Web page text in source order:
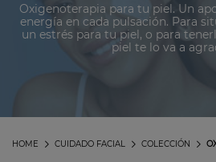
Oxigenoterapia para tu piel. Un
energía en cada pulsación. Para
un estrés para tu piel, o para
piel te lo va a
COLECCIÓN
CUIDADO FACIAL
HOME